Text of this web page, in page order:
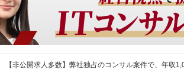
【非公開求人多数】弊社独占のコンサル案件で、年収